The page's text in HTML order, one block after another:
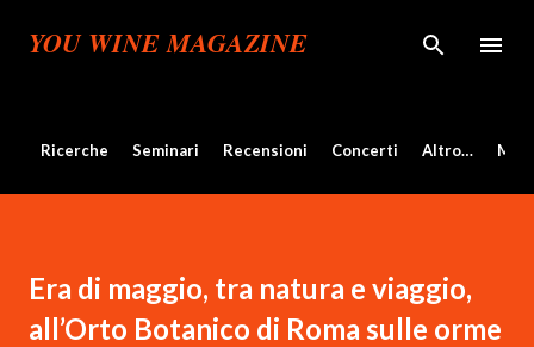
Passa ai contenuti principali
YOU WINE MAGAZINE
Ricerche Seminari Recensioni Concerti Altro…
Era di maggio, tra natura e viaggio,
all’Orto Botanico di Roma sulle orme